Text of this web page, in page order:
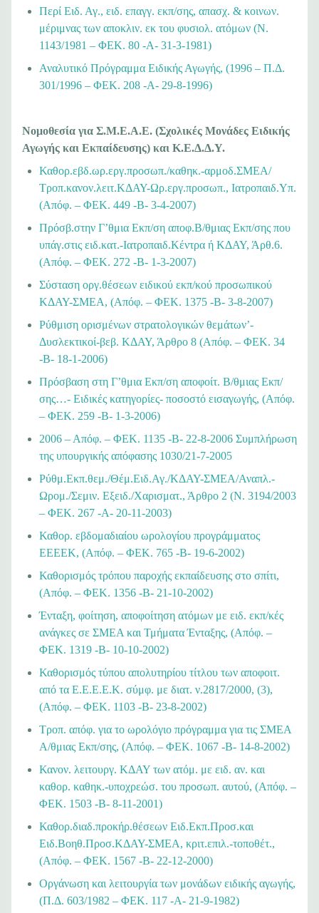
Περί Ειδ. Αγ., ειδ. επαγγ. εκπ/σης, απασχ. & κοινων.
μέριμνας των αποκλιν. εκ του φυσιολ. ατόμων (Ν.
1143/1981 – ΦΕΚ. 80 -A- 31-3-1981)
Αναλυτικό Πρόγραμμα Ειδικής Αγωγής, (1996 – Π.Δ.
301/1996 – ΦΕΚ. 208 -Α- 29-8-1996)
Νομοθεσία για Σ.Μ.Ε.Α.Ε. (Σχολικές Μονάδες Ειδικής
Αγωγής και Εκπαίδευσης) και Κ.Ε.Δ.Δ.Υ.
Καθορ.εβδ.ωρ.εργ.προσωπ./καθηκ.-αρμοδ.ΣΜΕΑ/
Τροπ.κανον.λειτ.ΚΔΑΥ-Ωρ.εργ.προσωπ., Ιατροπαιδ.Υπ.
(Απόφ. – ΦΕΚ. 449 -Β- 3-4-2007)
Πρόσβ.στην Γ’θμια Εκπ/ση αποφ.Β/θμιας Εκπ/σης που
υπάγ.στις ειδ.κατ.-Ιατροπαιδ.Κέντρα ή ΚΔΑΥ, Άρθ.6.
(Απόφ. – ΦΕΚ. 272 -Β- 1-3-2007)
Σύσταση οργ.θέσεων ειδικού εκπ/κού προσωπικού
ΚΔΑΥ-ΣΜΕΑ, (Απόφ. – ΦΕΚ. 1375 -Β- 3-8-2007)
Ρύθμιση ορισμένων στρατολογικών θεμάτων’-
Δυσλεκτικοί-βεβ. ΚΔΑΥ, Άρθρο 8 (Απόφ. – ΦΕΚ. 34
-Β- 18-1-2006)
Πρόσβαση στη Γ’θμια Εκπ/ση αποφοίτ. Β/θμιας Εκπ/
σης…- Ειδικές κατηγορίες- ποσοστό εισαγωγής, (Απόφ.
– ΦΕΚ. 259 -Β- 1-3-2006)
2006 – Απόφ. – ΦΕΚ. 1135 -Β- 22-8-2006 Συμπλήρωση
της υπουργικής απόφασης 1030/21-7-2005
Ρύθμ.Εκπ.θεμ./Θέμ.Ειδ.Αγ./ΚΔΑΥ-ΣΜΕΑ/Αναπλ.-
Ωρομ./Σεμιν. Εξειδ./Χαρισματ., Άρθρο 2 (N. 3194/2003
– ΦΕΚ. 267 -A- 20-11-2003)
Καθορ. εβδομαδιαίου ωρολογίου προγράμματος
ΕΕΕΕΚ, (Απόφ. – ΦΕΚ. 765 -Β- 19-6-2002)
Καθορισμός τρόπου παροχής εκπαίδευσης στο σπίτι,
(Απόφ. – ΦΕΚ. 1356 -Β- 21-10-2002)
Ένταξη, φοίτηση, αποφοίτηση ατόμων με ειδ. εκπ/κές
ανάγκες σε ΣΜΕΑ και Τμήματα Ένταξης, (Απόφ. –
ΦΕΚ. 1319 -Β- 10-10-2002)
Καθορισμός τύπου απολυτηρίου τίτλου των αποφοιτ.
από τα Ε.Ε.Ε.Ε.Κ. σύμφ. με διατ. ν.2817/2000, (3),
(Απόφ. – ΦΕΚ. 1103 -Β- 23-8-2002)
Τροπ. απόφ. για το ωρολόγιο πρόγραμμα για τις ΣΜΕΑ
Α/θμιας Εκπ/σης, (Απόφ. – ΦΕΚ. 1067 -Β- 14-8-2002)
Κανον. λειτουργ. ΚΔΑΥ των ατόμ. με ειδ. αν. και
καθορ. καθηκ.-υποχρεώσ. του προσωπ. αυτού, (Απόφ. –
ΦΕΚ. 1503 -Β- 8-11-2001)
Καθορ.διαδ.προκήρ.θέσεων Ειδ.Εκπ.Προσ.και
Ειδ.Βοηθ.Προσ.ΚΔΑΥ-ΣΜΕΑ, κριτ.επιλ.-τοποθέτ.,
(Απόφ. – ΦΕΚ. 1567 -Β- 22-12-2000)
Οργάνωση και λειτουργία των μονάδων ειδικής αγωγής,
(Π.Δ. 603/1982 – ΦΕΚ. 117 -Α- 21-9-1982)